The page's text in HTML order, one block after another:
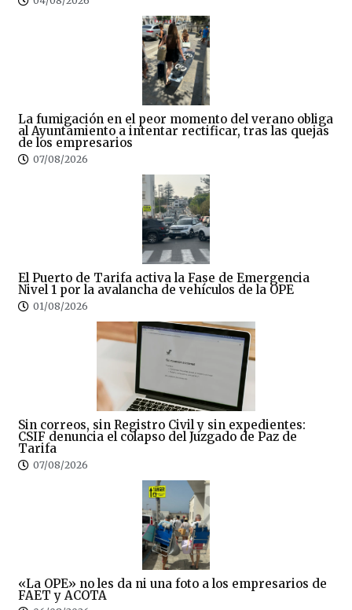
La fumigación en el peor momento del verano obliga
al Ayuntamiento a intentar rectificar, tras las quejas
de los empresarios
07/08/2026
El Puerto de Tarifa activa la Fase de Emergencia
Nivel 1 por la avalancha de vehículos de la OPE
01/08/2026
Sin correos, sin Registro Civil y sin expedientes:
CSIF denuncia el colapso del Juzgado de Paz de
Tarifa
07/08/2026
«La OPE» no les da ni una foto a los empresarios de
FAET y ACOTA